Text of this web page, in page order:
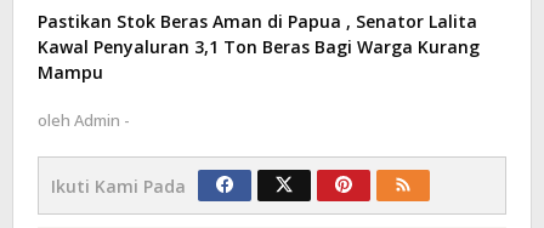
Pastikan Stok Beras Aman di Papua , Senator Lalita
Kawal Penyaluran 3,1 Ton Beras Bagi Warga Kurang
Mampu
oleh Admin -
Ikuti Kami Pada